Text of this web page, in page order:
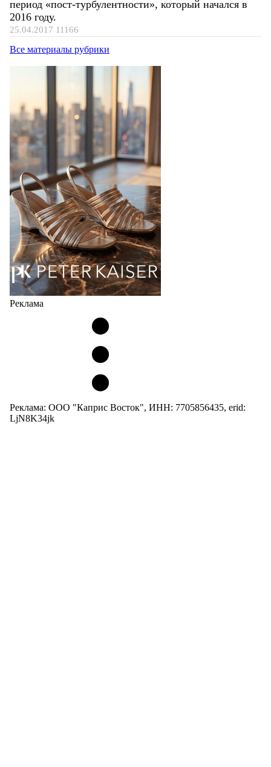
период «пост-турбулентности», который начался в
2016 году.
25.04.2017 11166
Все материалы рубрики
Реклама
Реклама: ООО "Каприс Восток", ИНН: 7705856435, erid:
LjN8K34jk